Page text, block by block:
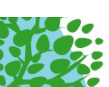
news